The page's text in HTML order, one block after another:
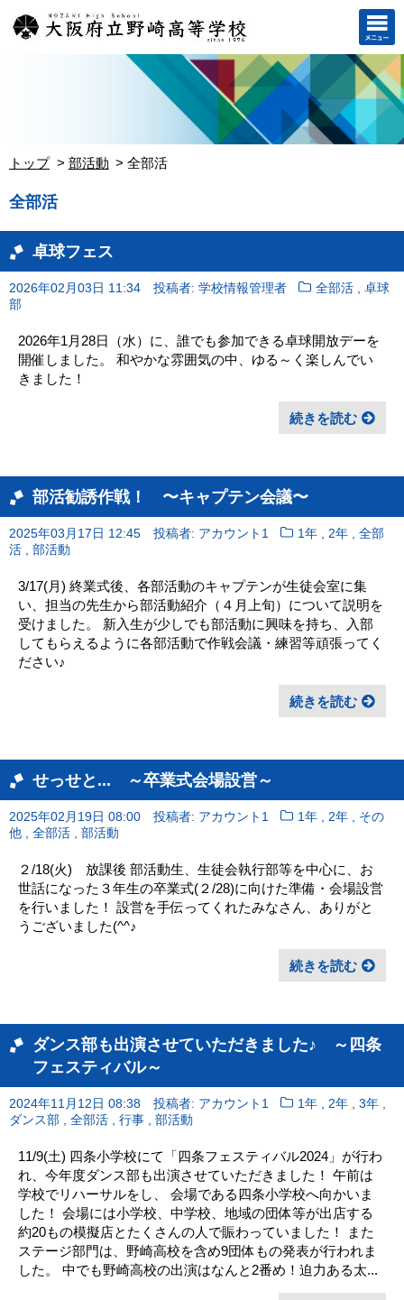
トップ 部活動 全部活
全部活
卓球フェス
2026年02月03日 11:34 投稿者: 学校情報管理者 全部活 ,卓球
部
2026年1月28日（水）に、誰でも参加できる卓球開放デーを
開催しました。 和やかな雰囲気の中、ゆる～く楽しんでい
きました！
続きを読む
部活勧誘作戦！ 〜キャプテン会議〜
2025年03月17日 12:45 投稿者: アカウント1 1年 2年 ,全部
活
部活動
3/17(月) 終業式後、各部活動のキャプテンが生徒会室に集
い、担当の先生から部活動紹介（４月上旬）について説明を
受けました。 新入生が少しでも部活動に興味を持ち、入部
してもらえるように各部活動で作戦会議・練習等頑張ってく
ださい♪
続きを読む
せっせと... ～卒業式会場設営～
2025年02月19日 08:00 投稿者: アカウント1 1年 2年
その
他
全部活 部活動
２/18(火) 放課後 部活動生、生徒会執行部等を中心に、お
世話になった３年生の卒業式(２/28)に向けた準備・会場設営
を行いました！ 設営を手伝ってくれたみなさん、ありがと
うございました(^^♪
続きを読む
ダンス部も出演させていただきました♪ ～四条
フェスティバル～
2024年11月12日 08:38 投稿者: アカウント1 1年 2年 ,3年
ダンス部
全部活 行事 部活動
11/9(土) 四条小学校にて「四条フェスティバル2024」が行わ
れ、今年度ダンス部も出演させていただきました！ 午前は
学校でリハーサルをし、 会場である四条小学校へ向かいま
した！ 会場には小学校、中学校、地域の団体等が出店する
約20もの模擬店とたくさんの人で賑わっていました！ また
ステージ部門は、野崎高校を含め9団体もの発表が行われま
した。 中でも野崎高校の出演はなんと2番め！迫力ある太...